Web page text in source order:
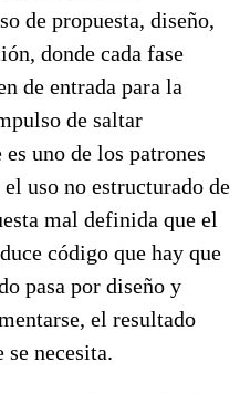
de propuesta, diseño,
donde cada fase
de entrada para la
de saltar
uno de los patrones
uso no estructurado de
mal definida que el
código que hay que
pasa por diseño y
el resultado
se necesita.